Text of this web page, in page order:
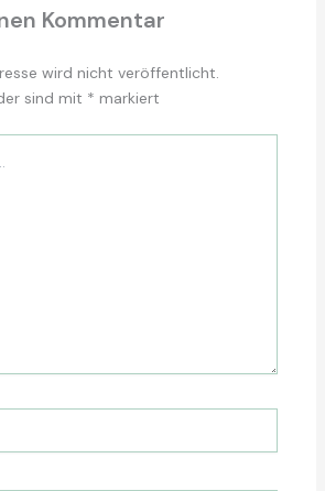
Kommentar
wird nicht veröffentlicht.
sind mit * markiert